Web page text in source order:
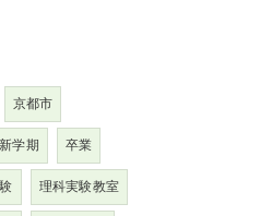
京都市
新学期
卒業
理科実験教室